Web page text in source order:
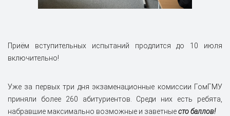
Приём вступительных испытаний продлится до 10 июля
включительно!
Уже за первых три дня экзаменационные комиссии ГомГМУ
приняли более 260 абитуриентов. Среди них есть ребята,
набравшие максимально возможные и заветныесто баллов!